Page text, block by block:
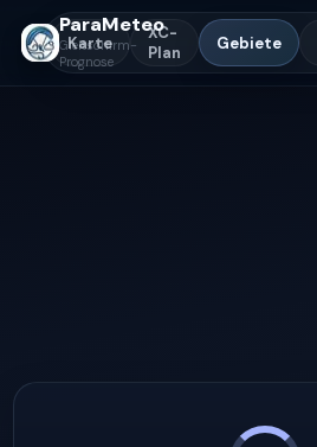
ParaMeteo
Gleitschirm-
Prognose
Karte
XC-
Plan
Gebiete